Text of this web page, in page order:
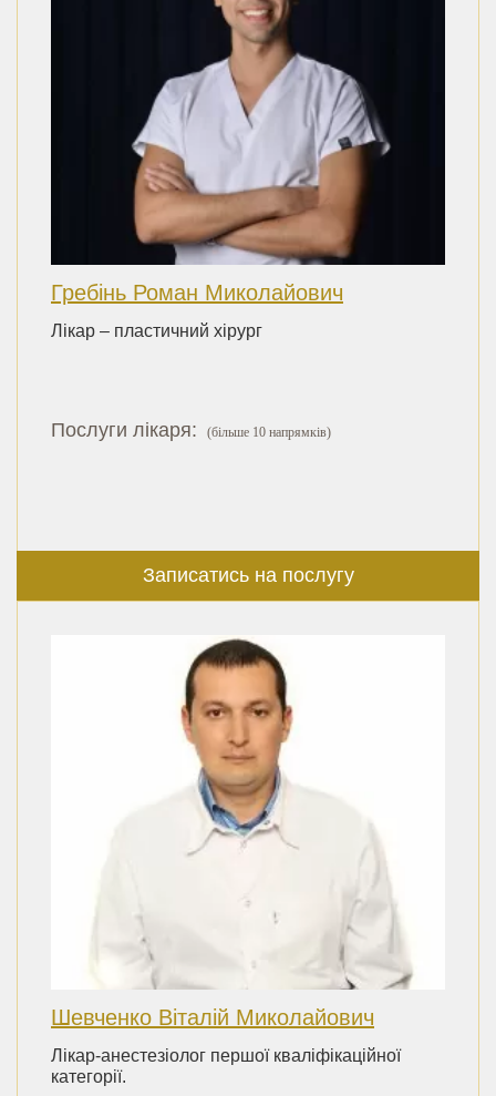
Гребінь Роман Миколайович
Лікар – пластичний хірург
Послуги лікаря: (більше 10 напрямків)
Записатись на послугу
Шевченко Віталій Миколайович
Лікар-анестезіолог першої кваліфікаційної
категорії.